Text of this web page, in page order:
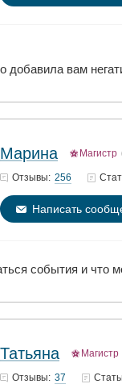
добавила вам
Марина Магистр
Отзывы: 256
Написать
события и что
Татьяна Магистр
Отзывы: 37